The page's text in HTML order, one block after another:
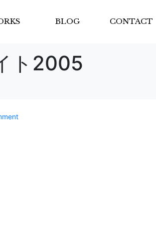
BLOG CONTACT
ト2005